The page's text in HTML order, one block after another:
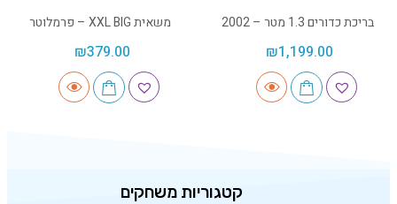
בריכת כדורים 1.3 מטר – 2002
₪1,199.00
משאית XXL BIG – פרמלוטר
₪379.00
קטגוריות משחקים